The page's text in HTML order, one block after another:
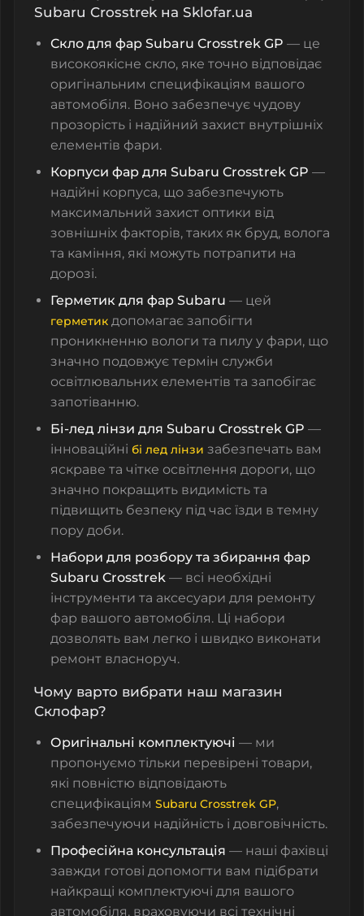
Subaru Crosstrek на Sklofar.ua
Скло для фар Subaru Crosstrek GP — це
високоякісне скло, яке точно відповідає
оригінальним специфікаціям вашого
автомобіля. Воно забезпечує чудову
прозорість і надійний захист внутрішніх
елементів фари.
Корпуси фар для Subaru Crosstrek GP —
надійні корпуса, що забезпечують
максимальний захист оптики від
зовнішніх факторів, таких як бруд, волога
та каміння, які можуть потрапити на
дорозі.
Герметик для фар Subaru — цей
герметик допомагає запобігти
проникненню вологи та пилу у фари, що
значно подовжує термін служби
освітлювальних елементів та запобігає
запотіванню.
Бі-лед лінзи для Subaru Crosstrek GP —
інноваційні бі лед лінзи забезпечать вам
яскраве та чітке освітлення дороги, що
значно покращить видимість та
підвищить безпеку під час їзди в темну
пору доби.
Набори для розбору та збирання фар
Subaru Crosstrek — всі необхідні
інструменти та аксесуари для ремонту
фар вашого автомобіля. Ці набори
дозволять вам легко і швидко виконати
ремонт власноруч.
Чому варто вибрати наш магазин
Склофар?
Оригінальні комплектуючі — ми
пропонуємо тільки перевірені товари,
які повністю відповідають
специфікаціям Subaru Crosstrek GP,
забезпечуючи надійність і довговічність.
Професійна консультація — наші фахівці
завжди готові допомогти вам підібрати
найкращі комплектуючі для вашого
автомобіля, враховуючи всі технічні